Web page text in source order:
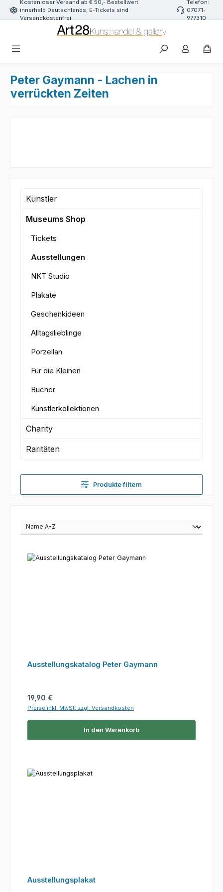
Zum Hauptinhalt springen
Kostenloser Versand ab € 50,- Bestellwert
innerhalb Deutschlands, E-Tickets sind
Versandkostenfrei
Telefon:
07071-
977310
Peter Gaymann - Lachen in
verrückten Zeiten
Künstler
Museums Shop
Tickets
Ausstellungen
NKT Studio
Plakate
Geschenkideen
Alltagslieblinge
Porzellan
Für die Kleinen
Bücher
Künstlerkollektionen
Charity
Raritäten
Produkte filtern
Ausstellungskatalog Peter Gaymann
Regulärer Preis:
19,90 €
Preise inkl. MwSt. zzgl. Versandkosten
In den Warenkorb
Ausstellungsplakat